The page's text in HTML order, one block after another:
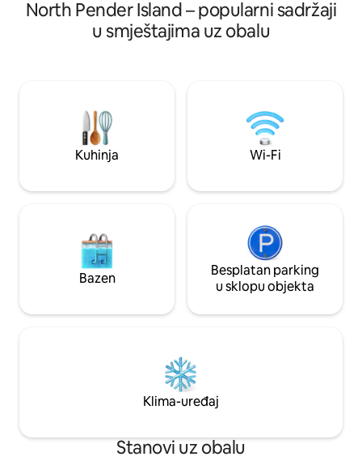
jednostavan pristup mnogim najboljim
pustolovinama na otvorenom na otoku.
Ova nedavno renovirana brvnara ima
toaletne potrepštine, Nespresso aparat
za kavu i madrac od memorijske pjene!
školjki,
obnovljena je i
podove od
terasi smještenoj
Gdje se „Vrt spaja
North Pender Island – popularni sadržaji
u smještajima uz obalu
Kuhinja Wi-Fi
Bazen
Besplatan parking
u sklopu objekta
Klima-uređaj
Stanovi uz obalu